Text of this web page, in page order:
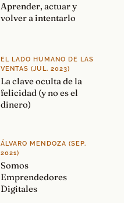
Aprender, actuar y
volver a intentarlo
EL LADO HUMANO DE LAS
VENTAS (JUL. 2023)
La clave oculta de la
felicidad (y no es el
dinero)
ÁLVARO MENDOZA (SEP.
2021)
Somos
Emprendedores
Digitales